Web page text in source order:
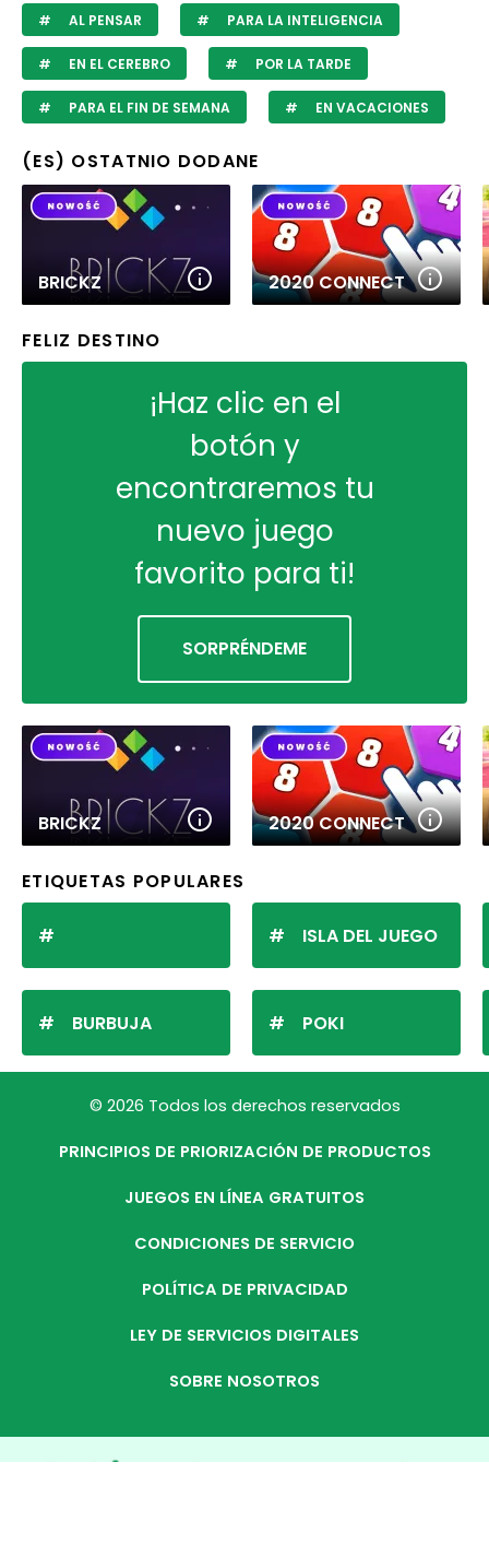
AL PENSAR PARA LA INTELIGENCIA
EN EL CEREBRO POR LA TARDE
PARA EL FIN DE SEMANA EN VACACIONES
(ES) OSTATNIO DODANE
BRICKZ 2020 CONNECT
FELIZ DESTINO
¡Haz clic en el
botón y
encontraremos tu
nuevo juego
favorito para ti!
SORPRÉNDEME
BRICKZ 2020 CONNECT
ETIQUETAS POPULARES
BURBUJA
ISLA DEL JUEGO
POKI
© 2026 Todos los derechos reservados
PRINCIPIOS DE PRIORIZACIÓN DE PRODUCTOS
JUEGOS EN LÍNEA GRATUITOS
CONDICIONES DE SERVICIO
POLÍTICA DE PRIVACIDAD
LEY DE SERVICIOS DIGITALES
SOBRE NOSOTROS